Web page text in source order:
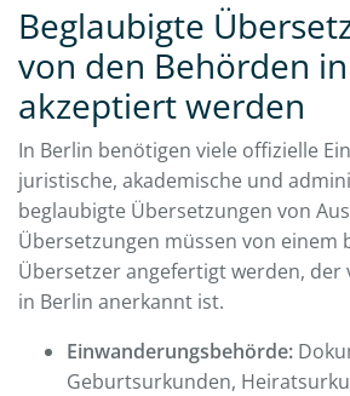
Beglaubigte
von den Behörden
akzeptiert werden
In Berlin benötigen viele offizielle
juristische, akademische und
beglaubigte Übersetzungen von
Übersetzungen müssen von einem
Übersetzer angefertigt werden, der
in Berlin anerkannt ist.
Einwanderungsbehörde:
Geburtsurkunden,